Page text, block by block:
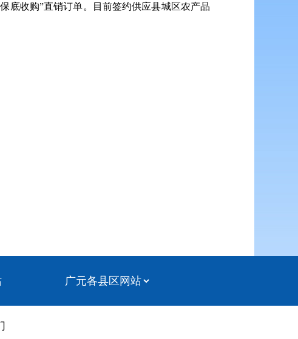
底收购”直销订单。目前签约供应县城区农产品